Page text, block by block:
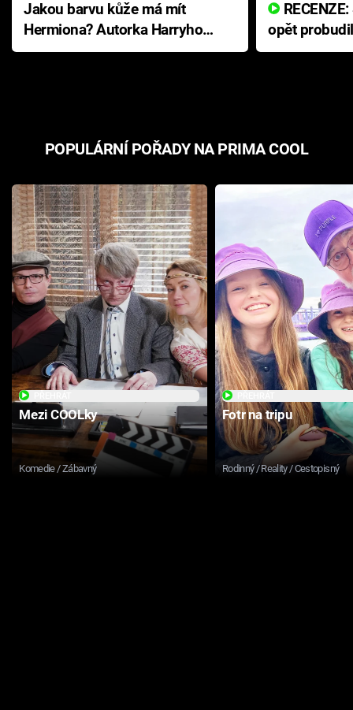
Jakou barvu kůže má mít
Hermiona? Autorka Harryho
Pottera přišla s ráznou
opět
přichází s
POPULÁRNÍ POŘADY NA PRIMA COOL
Mezi COOLky
Komedie / Zábavný
Fotr na tripu
Rodinný / Reality / Cestopisný